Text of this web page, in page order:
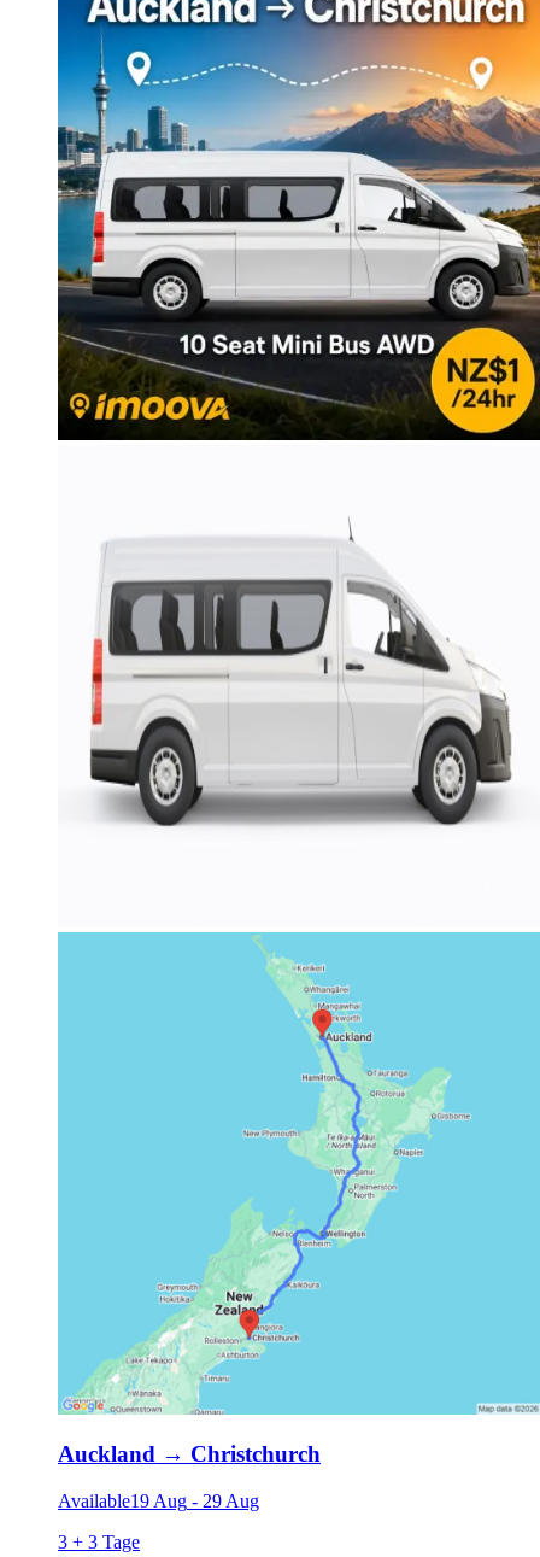
Auckland → Christchurch
Available19 Aug - 29 Aug
3 + 3 Tage